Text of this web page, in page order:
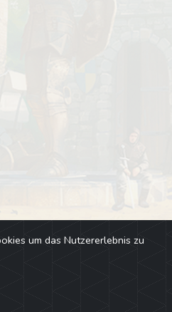
um das Nutzererlebnis zu